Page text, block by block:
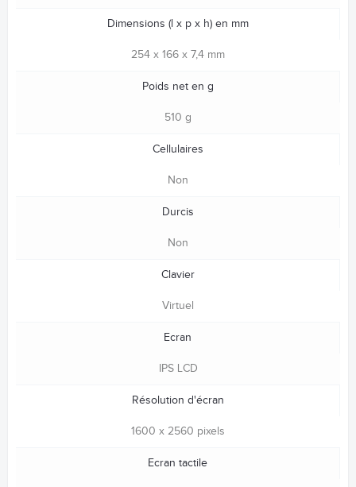
Dimensions (l x p x h) en mm
254 x 166 x 7,4 mm
Poids net en g
510 g
Cellulaires
Non
Durcis
Non
Clavier
Virtuel
Ecran
IPS LCD
Résolution d'écran
1600 x 2560 pixels
Ecran tactile